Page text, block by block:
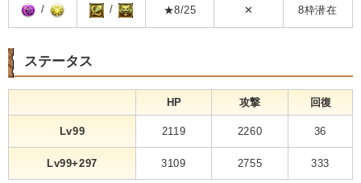
/ / ★8/25 ✕ 8枠潜在
ステータス
HP 攻撃 回復
Lv99 2119 2260 36
Lv99+297 3109 2755 333